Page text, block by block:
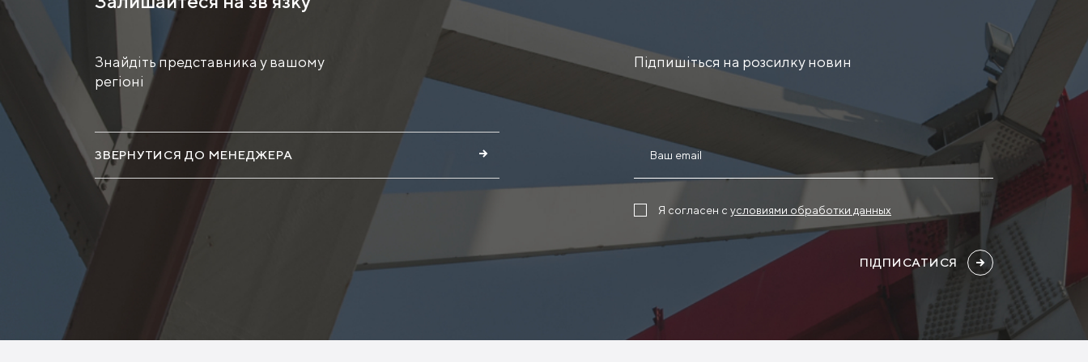
Знайдіть представника у вашому
регіоні
Підпишіться на розсилку новин
ЗВЕРНУТИСЯ ДО МЕНЕДЖЕРА
Я согласен с условиями обработки данных
ПІДПИСАТИСЯ